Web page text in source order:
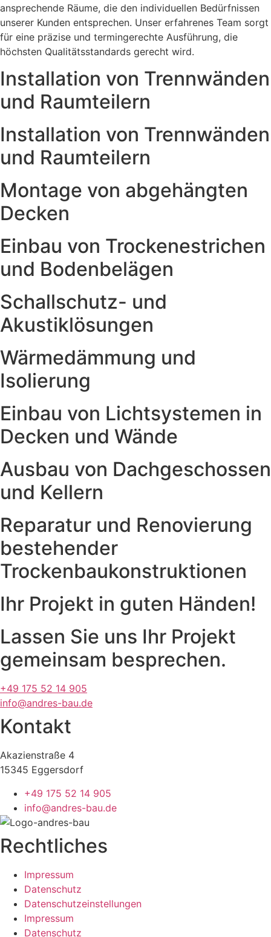
ansprechende Räume, die den individuellen Bedürfnissen
unserer Kunden entsprechen. Unser erfahrenes Team sorgt
für eine präzise und termingerechte Ausführung, die
höchsten Qualitätsstandards gerecht wird.
Installation von Trennwänden
und Raumteilern
Installation von Trennwänden
und Raumteilern
Montage von abgehängten
Decken
Einbau von Trockenestrichen
und Bodenbelägen
Schallschutz- und
Akustiklösungen
Wärmedämmung und
Isolierung
Einbau von Lichtsystemen in
Decken und Wände
Ausbau von Dachgeschossen
und Kellern
Reparatur und Renovierung
bestehender
Trockenbaukonstruktionen
Ihr Projekt in guten Händen!
Lassen Sie uns Ihr Projekt
gemeinsam besprechen.
+49 175 52 14 905
info@andres-bau.de
Kontakt
Akazienstraße 4
15345 Eggersdorf
+49 175 52 14 905
info@andres-bau.de
Rechtliches
Impressum
Datenschutz
Datenschutzeinstellungen
Impressum
Datenschutz